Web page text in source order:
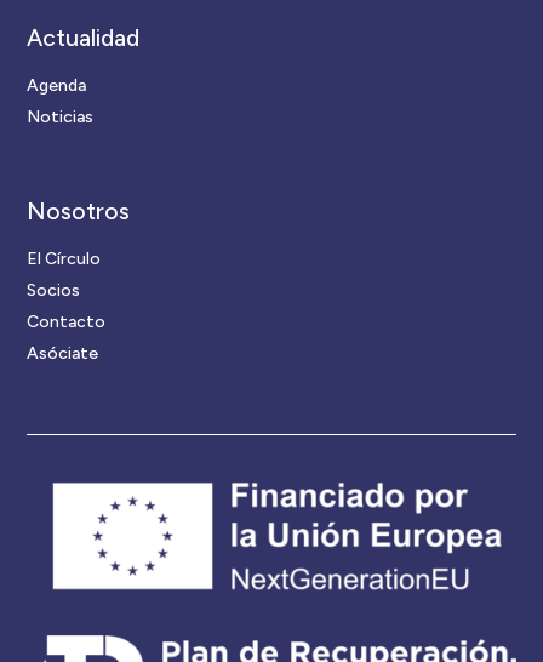
Actualidad
Agenda
Noticias
Nosotros
El Círculo
Socios
Contacto
Asóciate